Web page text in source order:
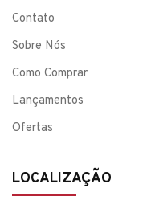
Contato
Sobre Nós
Como Comprar
Lançamentos
Ofertas
LOCALIZAÇÃO